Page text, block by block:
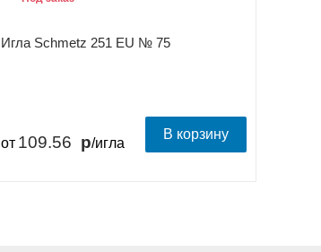
Игла Schmetz 251 EU № 75
от 109.56 /игла
В корзину